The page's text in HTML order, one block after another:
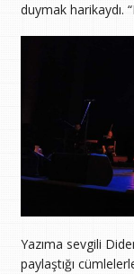
duymak harikaydı.
Yazıma sevgili
paylaştığı